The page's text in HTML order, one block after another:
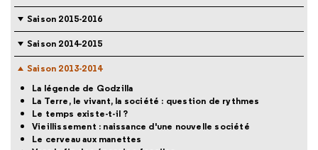
Saison 2015-2016
Saison 2014-2015
Saison 2013-2014
La légende de Godzilla
La Terre, le vivant, la société : question de rythmes
Le temps existe-t-il ?
Vieillissement : naissance d'une nouvelle société
Le cerveau aux manettes